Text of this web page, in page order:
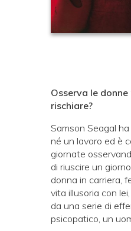
Osserva le
rischiare?
Samson Seagal
né un lavoro ed è
giornate
di riuscire un
donna in carriera,
vita illusoria con
da una serie di
psicopatico, un